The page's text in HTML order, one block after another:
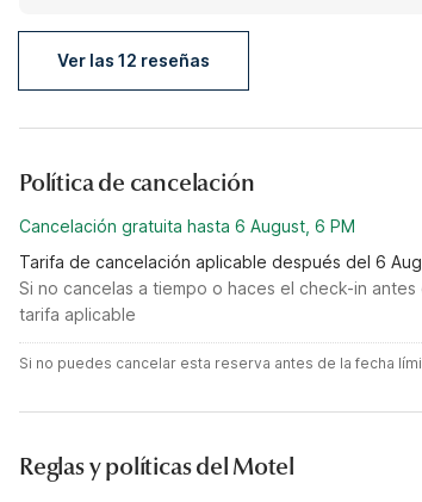
Ver las 12 reseñas
Política de cancelación
Cancelación gratuita hasta 6 August, 6 PM
Tarifa de cancelación aplicable después del 6
Si no cancelas a tiempo o haces el check-in
tarifa aplicable
Si no puedes cancelar esta reserva antes de la fecha
Reglas y políticas del Motel